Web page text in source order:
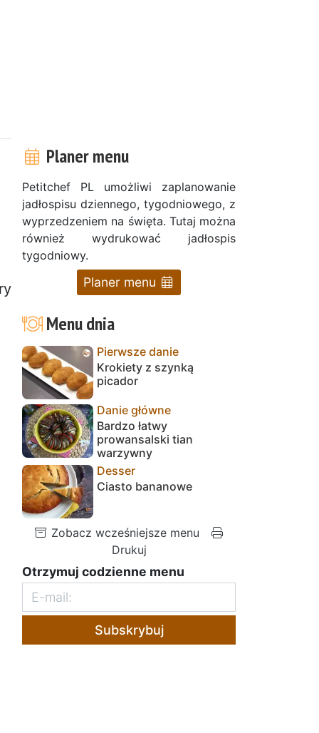
Planer menu
Petitchef PL umożliwi zaplanowanie
jadłospisu dziennego, tygodniowego, z
wyprzedzeniem na święta. Tutaj można
również wydrukować jadłospis
tygodniowy.
Planer menu
Menu dnia
Pierwsze danie
Krokiety z szynką
picador
Danie główne
Bardzo łatwy
prowansalski tian
warzywny
Desser
Ciasto bananowe
Zobacz wcześniejsze menu
Drukuj
Otrzymuj codzienne menu
Subskrybuj